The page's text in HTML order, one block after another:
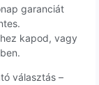
garanciát
kapod, vagy
választás –